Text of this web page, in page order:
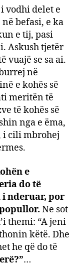
vodhi delet e
befasi, e ka
e tij, pasi
Askush tjetër
vuajë se sa ai.
në
e kohës së
meritën të
të kohës së
nga e ëma,
i cili mbrohej
e
do të
i nderuar, por
Ne sot
themi: “A jeni
këtë. Dhe
he që do të
…